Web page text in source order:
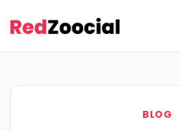
BLOG